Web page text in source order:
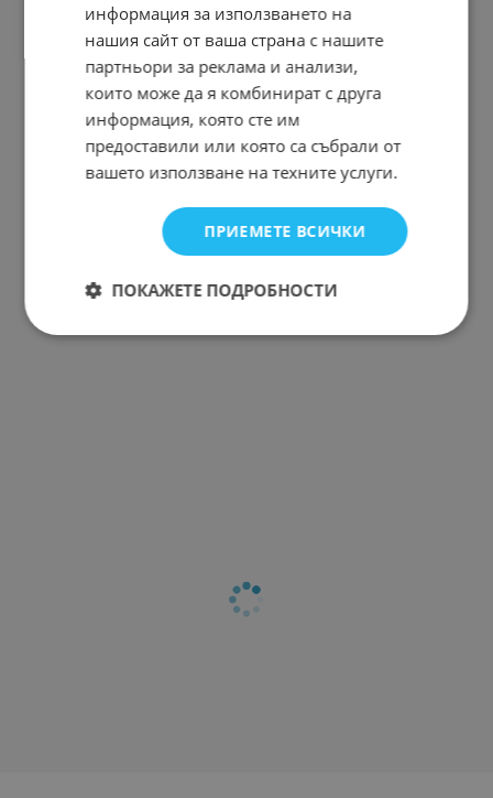
информация за използването на
нашия сайт от ваша страна с нашите
партньори за реклама и анализи,
които може да я комбинират с друга
информация, която сте им
предоставили или която са събрали от
вашето използване на техните услуги.
ПРИЕМЕТЕ ВСИЧКИ
ПОКАЖЕТЕ ПОДРОБНОСТИ